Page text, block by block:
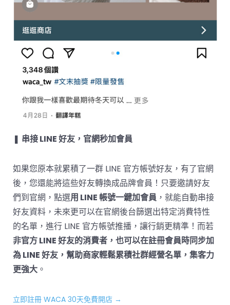
❚ 串接 LINE 好友，官網秒加會員
如果您原本就累積了一群 LINE 官方帳號好友，有了官網
後，您還能將這些好友轉換成品牌會員！只要邀請好友
們到官網，點選用 LINE 帳號一鍵加會員 ，就能自動串接
好友資料，未來更可以在官網後台篩選出特定消費特性
的名單，進行 LINE 官方帳號推播，讓行銷更精準！而若
非官方 LINE 好友的消費者，也可以在註冊會員時同步加
為 LINE 好友，幫助商家輕鬆累積社群經營名單，集客力
更強大 。
立即註冊 WACA 30天免費開店 →